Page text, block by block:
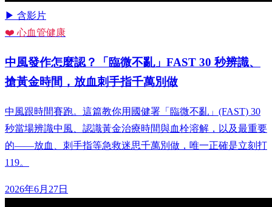
▶ 含影片
❤️ 心血管健康
中風發作怎麼認？「臨微不亂」FAST 30 秒辨識、
搶黃金時間，放血刺手指千萬別做
中風跟時間賽跑。這篇教你用國健署「臨微不亂」(FAST) 30
秒當場辨識中風、認識黃金治療時間與血栓溶解，以及最重要
的——放血、刺手指等急救迷思千萬別做，唯一正確是立刻打
119。
2026年6月27日